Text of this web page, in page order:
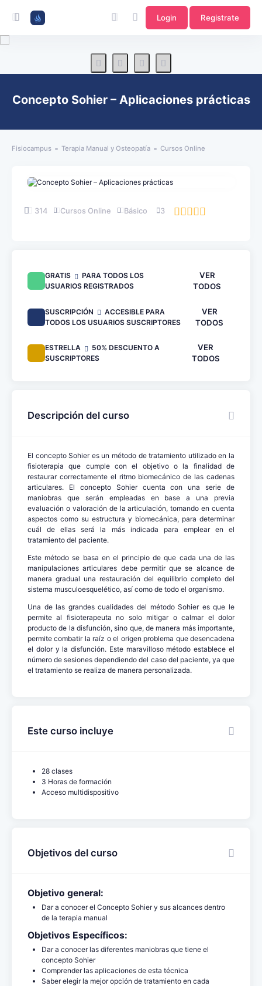
Login Registrate
Concepto Sohier – Aplicaciones prácticas
Fisiocampus Terapia Manual y Osteopatía Cursos Online
314 Cursos Online Básico 3
GRATIS
PARA TODOS LOS
USUARIOS REGISTRADOS
VER
TODOS
SUSCRIPCIÓN
ACCESIBLE PARA
TODOS LOS USUARIOS SUSCRIPTORES
VER
TODOS
ESTRELLA
50% DESCUENTO A
SUSCRIPTORES
VER
TODOS
Descripción del curso
El concepto Sohier es un método de tratamiento utilizado en la
fisioterapia que cumple con el objetivo o la finalidad de
restaurar correctamente el ritmo biomecánico de las cadenas
articulares. El concepto Sohier cuenta con una serie de
maniobras que serán empleadas en base a una previa
evaluación o valoración de la articulación, tomando en cuenta
aspectos como su estructura y biomecánica, para determinar
cuál de ellas será la más indicada para emplear en el
tratamiento del paciente.
Este método se basa en el principio de que cada una de las
manipulaciones articulares debe permitir que se alcance de
manera gradual una restauración del equilibrio completo del
sistema musculoesquelético, así como de todo el organismo.
Una de las grandes cualidades del método Sohier es que le
permite al fisioterapeuta no solo mitigar o calmar el dolor
producto de la disfunción, sino que, de manera más importante,
permite combatir la raíz o el origen problema que desencadena
el dolor y la disfunción. Este maravilloso método establece el
número de sesiones dependiendo del caso del paciente, ya que
el tratamiento se realiza de manera personalizada.
Este curso incluye
28 clases
3 Horas de formación
Acceso multidispositivo
Objetivos del curso
Objetivo general:
Dar a conocer el Concepto Sohier y sus alcances dentro
de la terapia manual
Objetivos Específicos:
Dar a conocer las diferentes maniobras que tiene el
concepto Sohier
Comprender las aplicaciones de esta técnica
Saber elegir la mejor opción de tratamiento en cada